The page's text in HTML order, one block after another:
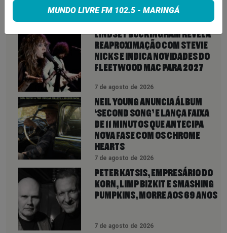
VEJA TAMBÉM
LINDSEY BUCKINGHAM REVELA
REAPROXIMAÇÃO COM STEVIE
NICKS E INDICA NOVIDADES DO
FLEETWOOD MAC PARA 2027
7 de agosto de 2026
NEIL YOUNG ANUNCIA ÁLBUM
‘SECOND SONG’ E LANÇA FAIXA
DE 11 MINUTOS QUE ANTECIPA
NOVA FASE COM OS CHROME
HEARTS
7 de agosto de 2026
PETER KATSIS, EMPRESÁRIO DO
KORN, LIMP BIZKIT E SMASHING
PUMPKINS, MORRE AOS 69 ANOS
7 de agosto de 2026
MUNDO LIVRE FM 102.5 - MARINGÁ